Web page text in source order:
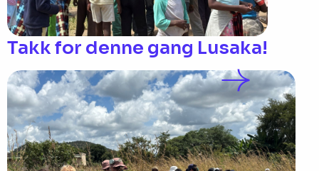
Takk for denne gang Lusaka!